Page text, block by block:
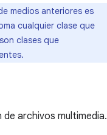
medios anteriores es
cualquier clase que
son clases que
archivos multimedia.